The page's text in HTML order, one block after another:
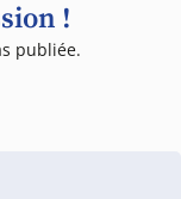
!
publiée.